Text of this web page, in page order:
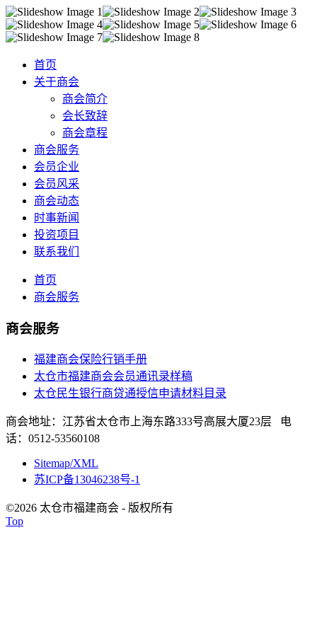
首页
关于商会
商会简介
会长致辞
商会章程
商会服务
会员企业
会员风采
商会动态
时事新闻
投资项目
联系我们
首页
商会服务
商会服务
福建商会保险行销手册
太仓市福建商会会员通讯录样稿
太仓民生银行商贷通授信申请材料目录
商会地址：江苏省太仓市上海东路333号高展大厦23层 电
话：0512-53560108
Sitemap/XML
苏ICP备13046238号-1
©2026 太仓市福建商会 - 版权所有
Top